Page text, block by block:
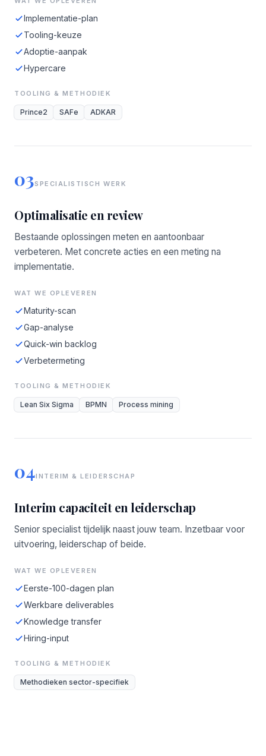
Implementatie-plan
Tooling-keuze
Adoptie-aanpak
Hypercare
TOOLING & METHODIEK
Prince2 SAFe ADKAR
03SPECIALISTISCH WERK
Optimalisatie en review
Bestaande oplossingen meten en aantoonbaar
verbeteren. Met concrete acties en een meting na
implementatie.
WAT WE OPLEVEREN
Maturity-scan
Gap-analyse
Quick-win backlog
Verbetermeting
TOOLING & METHODIEK
Lean Six Sigma BPMN Process mining
04INTERIM & LEIDERSCHAP
Interim capaciteit en leiderschap
Senior specialist tijdelijk naast jouw team. Inzetbaar voor
uitvoering, leiderschap of beide.
WAT WE OPLEVEREN
Eerste-100-dagen plan
Werkbare deliverables
Knowledge transfer
Hiring-input
TOOLING & METHODIEK
Methodieken sector-specifiek